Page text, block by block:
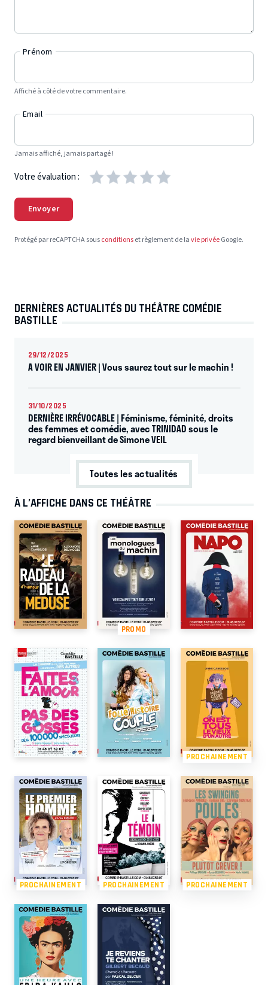
Prénom
Affiché à côté de votre commentaire.
Email
Jamais affiché, jamais partagé !
Votre évaluation :
Envoyer
Protégé par reCAPTCHA sousconditionset règlement de lavie privéeGoogle.
DERNIÈRES ACTUALITÉS DU THÉÂTRE COMÉDIE
BASTILLE
29/12/2025
A VOIR EN JANVIER | Vous saurez tout sur le machin !
31/10/2025
DERNIÈRE IRRÉVOCABLE | Féminisme, féminité, droits
des femmes et comédie, avec TRINIDAD sous le
regard bienveillant de Simone VEIL
Toutes les actualités
À L’AFFICHE DANS CE THÉÂTRE
PROMO
PROCHAINEMENT
PROCHAINEMENT PROCHAINEMENT PROCHAINEMENT